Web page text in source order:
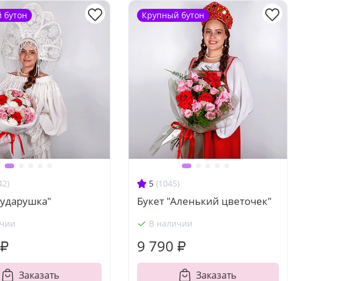
Заказать
5 (1045)
Букет "Аленький цветочек"
В наличии
9 790 ₽
Заказать
Крупный бутон